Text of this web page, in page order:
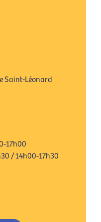
Saint-Léonard
17h00
/ 14h00-17h30